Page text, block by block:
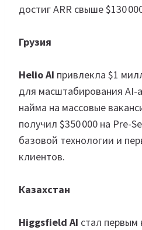
достиг ARR свыше $130
Грузия
Helio AI привлекла $1
для масштабирования AI-
найма на массовые
получил $350 000 на Pre-
базовой технологии и
клиентов.
Казахстан
Higgsfield AI стал первым